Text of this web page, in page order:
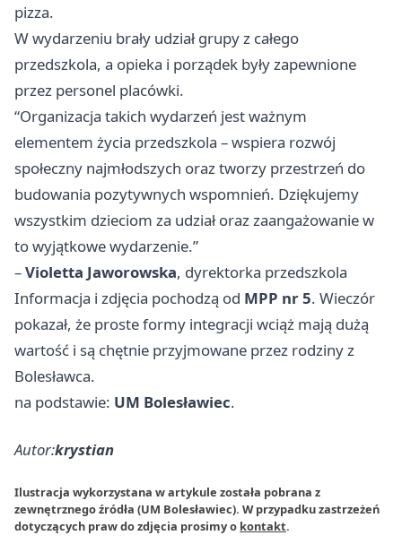
pizza.
W wydarzeniu brały udział grupy z całego
przedszkola, a opieka i porządek były zapewnione
przez personel placówki.
“Organizacja takich wydarzeń jest ważnym
elementem życia przedszkola – wspiera rozwój
społeczny najmłodszych oraz tworzy przestrzeń do
budowania pozytywnych wspomnień. Dziękujemy
wszystkim dzieciom za udział oraz zaangażowanie w
to wyjątkowe wydarzenie.”
–Violetta Jaworowska, dyrektorka przedszkola
Informacja i zdjęcia pochodzą od MPP nr 5. Wieczór
pokazał, że proste formy integracji wciąż mają dużą
wartość i są chętnie przyjmowane przez rodziny z
Bolesławca.
na podstawie: UM Bolesławiec.
Autor:krystian
Ilustracja wykorzystana w artykule została pobrana z
zewnętrznego źródła (UM Bolesławiec). W przypadku zastrzeżeń
dotyczących praw do zdjęcia prosimy o kontakt.